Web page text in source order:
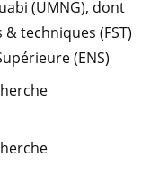
(UMNG), dont
techniques (FST)
(ENS)